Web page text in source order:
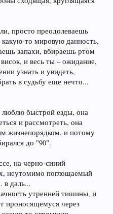
просто преодолеваешь
то мировую данность,
запахи, вбираешь ртом
и весь ты – ожидание,
узнать и увидеть,
в судьбу еще нечто...
быстрой езды, она
и рассмотреть, она
жизнепорядком, и потому
до "90".
на черно-синий
неутомимо поглощаемый
в даль...
утренней тишины, и
проносящемуся через